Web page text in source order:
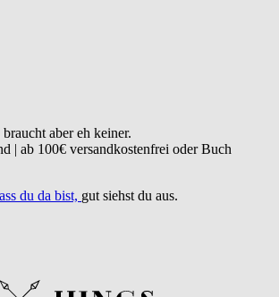
aber eh keiner.
| ab 100€ versandkostenfrei oder Buch
du da bist, gut siehst du aus.